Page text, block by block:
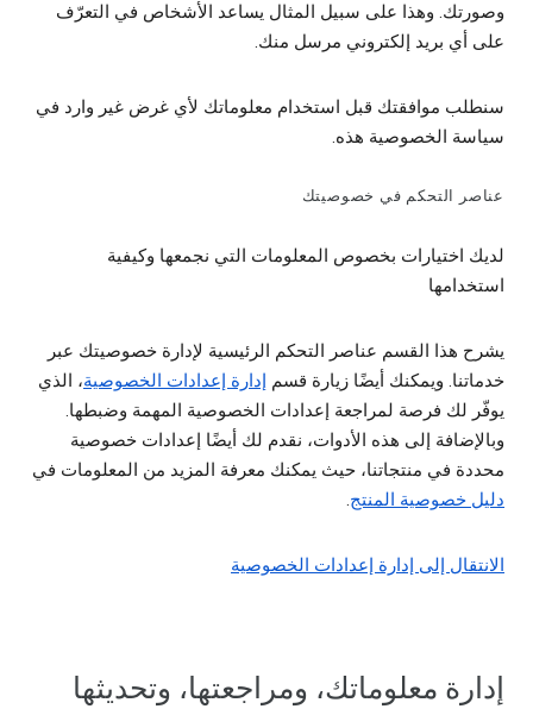
وصورتك. وهذا على سبيل المثال يساعد الأشخاص في التعرّف
على أي بريد إلكتروني مرسل منك.
سنطلب موافقتك قبل استخدام معلوماتك لأي غرض غير وارد في
سياسة الخصوصية هذه.
عناصر التحكم في خصوصيتك
لديك اختيارات بخصوص المعلومات التي نجمعها وكيفية
استخدامها
يشرح هذا القسم عناصر التحكم الرئيسية لإدارة خصوصيتك عبر
خدماتنا. ويمكنك أيضًا زيارة قسم إدارة إعدادات الخصوصية، الذي
يوفّر لك فرصة لمراجعة إعدادات الخصوصية المهمة وضبطها.
وبالإضافة إلى هذه الأدوات، نقدم لك أيضًا إعدادات خصوصية
محددة في منتجاتنا، حيث يمكنك معرفة المزيد من المعلومات في
دليل خصوصية المنتج.
الانتقال إلى إدارة إعدادات الخصوصية
إدارة معلوماتك، ومراجعتها، وتحديثها